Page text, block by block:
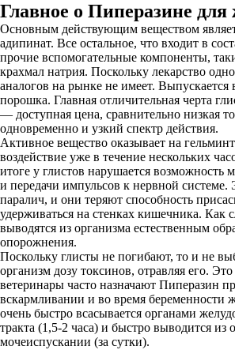
Главное о Пиперазине
Основным действующим веществом
адипинат. Все остальное, что входит в
прочие вспомогательные компоненты,
крахмал натрия. Поскольку лекарство
аналогов на рынке не имеет. Выпускается
порошка. Главная отличительная черта
— доступная цена, сравнительно низкая
одновременно и узкий спектр действия.
Активное вещество оказывает на
воздействие уже в течение нескольких
итоге у глистов нарушается возможность
и передачи импульсов к нервной системе.
паралич, и они теряют способность
удерживаться на стенках кишечника. Как
выводятся из организма естественным
опорожнения.
Поскольку глисты не погибают, то и не
организм дозу токсинов, отравляя его.
ветеринары часто назначают Пиперазин
вскармливании и во время беременности
очень быстро всасывается органами
тракта (1,5-2 часа) и быстро выводится из
мочеиспускании (за сутки).